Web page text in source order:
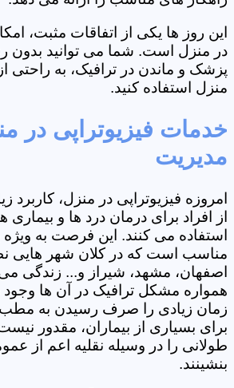
این روز ها یکی از اتفاقات مثبت،
در منزل است. شما می توانید
پزشک و ماندن در ترافیک، به راحتی
منزل استفاده کنید.
خدمات فیزیوتراپی در
مدیریت
امروزه فیزیوتراپی در منزل، کاربرد
از افراد برای درمان درد ها و
استفاده می کنند. این فرصت به ویژه
مناسب است که در کلان شهر هایی
اصفهان، مشهد، شیراز و... زندگی
همواره مشکل ترافیک در آن ها وجود
زمان زیادی را صرف رسیدن به مطب
برای بسیاری از بیماران، مقدور
طولانی را در وسیله نقلیه اعم از
بنشینند.